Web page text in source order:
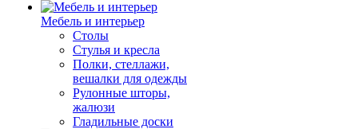
Мебель и интерьер
Столы
Стулья и кресла
Полки, стеллажи,
вешалки для одежды
Рулонные шторы,
жалюзи
Гладильные доски